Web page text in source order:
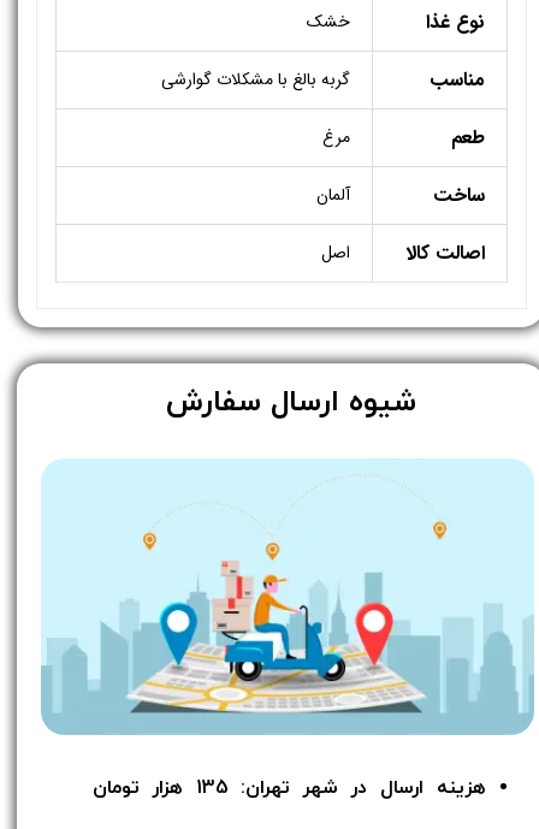
نوع غذا خشک
مناسب گربه بالغ با مشکلات گوارشی
طعم مرغ
ساخت آلمان
اصالت کالا اصل
هزینه ارسال در شهر تهران: 135 هزار تومان
​شیوه ارسال سفارش